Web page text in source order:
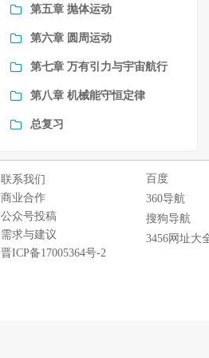
第五章 抛体运动
第六章 圆周运动
第七章 万有引力与宇宙航行
第八章 机械能守恒定律
总复习
联系我们
商业合作
公众号投稿
需求与建议
晋ICP备17005364号-2
百度
360导航
搜狗导航
3456网址大